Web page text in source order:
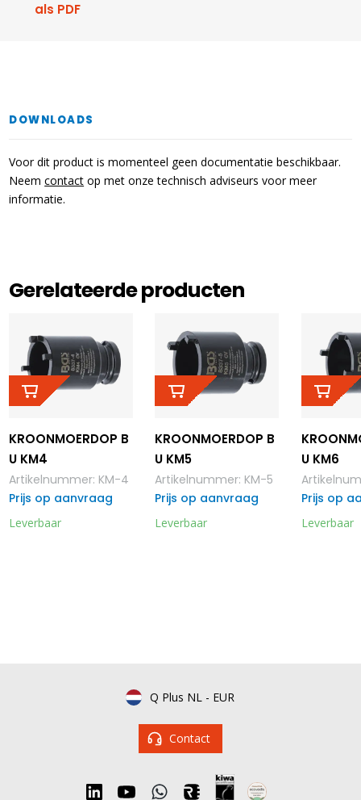
als PDF
DOWNLOADS
Voor dit product is momenteel geen documentatie beschikbaar.
Neemcontact op met onze technisch adviseurs voor meer
informatie.
Gerelateerde producten
KROONMOERDOP B
U KM4
Artikelnummer: KM-4
Prijs op aanvraag
Leverbaar
KROONMOERDOP B
U KM5
Artikelnummer: KM-5
Prijs op aanvraag
Leverbaar
U KM6
Prijs op
Leverbaar
Q Plus NL - EUR
Contact